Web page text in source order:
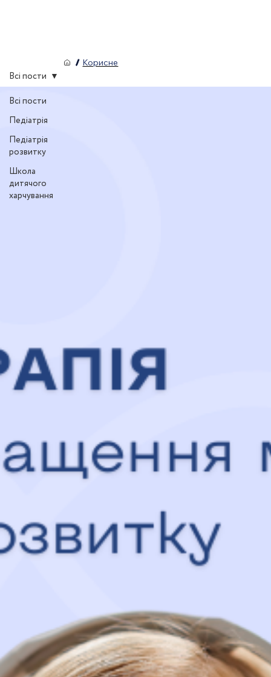
/ Корисне
Всі пости
Педіатрія
Педіатрія
розвитку
Школа
дитячого
харчування
Всі пости